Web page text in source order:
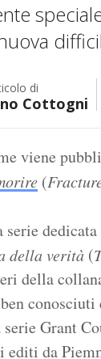
di
Cottogni
viene
(
serie
della verità (
della
conosciuti
Grant
editi da